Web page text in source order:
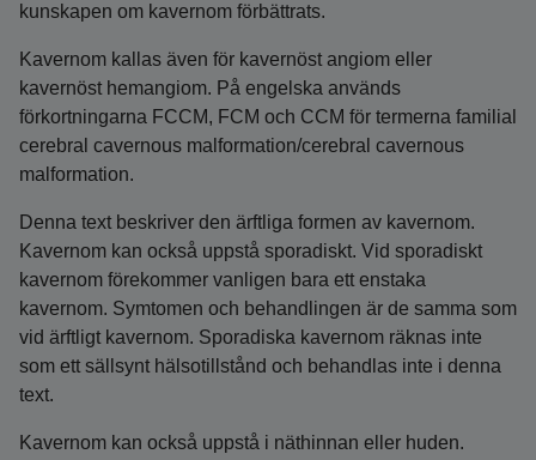
kunskapen om kavernom förbättrats.
Kavernom kallas även för kavernöst angiom eller
kavernöst hemangiom. På engelska används
förkortningarna FCCM, FCM och CCM för termerna familial
cerebral cavernous malformation/cerebral cavernous
malformation.
Denna text beskriver den ärftliga formen av kavernom.
Kavernom kan också uppstå sporadiskt. Vid sporadiskt
kavernom förekommer vanligen bara ett enstaka
kavernom. Symtomen och behandlingen är de samma som
vid ärftligt kavernom. Sporadiska kavernom räknas inte
som ett sällsynt hälsotillstånd och behandlas inte i denna
text.
Kavernom kan också uppstå i näthinnan eller huden.